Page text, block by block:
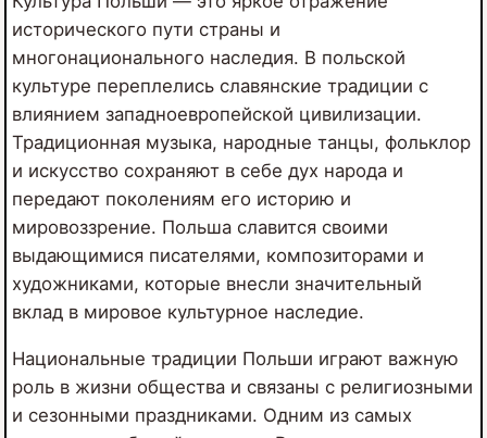
исторического пути страны и
многонационального наследия. В польской
культуре переплелись славянские традиции с
влиянием западноевропейской цивилизации.
Традиционная музыка, народные танцы, фольклор
и искусство сохраняют в себе дух народа и
передают поколениям его историю и
мировоззрение. Польша славится своими
выдающимися писателями, композиторами и
художниками, которые внесли значительный
вклад в мировое культурное наследие.
Национальные традиции Польши играют важную
роль в жизни общества и связаны с религиозными
и сезонными праздниками. Одним из самых